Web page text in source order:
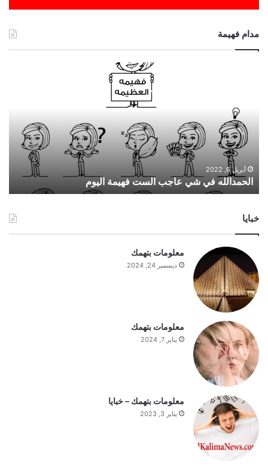
مدام فهيمة
ي
ي
ع
ب
ا
ل
ه
ي
م
ي
و
م
أبريل 6, 2022
الحمدالله في شي عاجب الست فهيمة اليوم
خبايا
معلومات بتهمك
ديسمبر 24, 2024
معلومات بتهمك
يناير 7, 2024
معلومات بتهمك – خبايا
يناير 3, 2023